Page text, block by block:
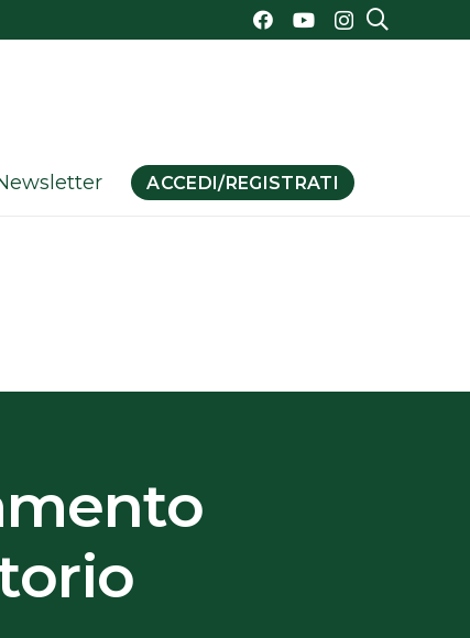
ACCEDI/REGISTRATI